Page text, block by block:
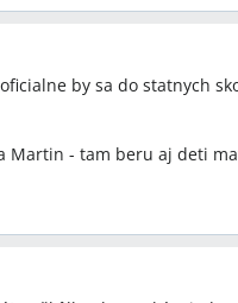
sa riešia informácie
nedostatok miest v
štátne MŠ prednosť pre
by sa do statnych
Martin - tam beru aj deti